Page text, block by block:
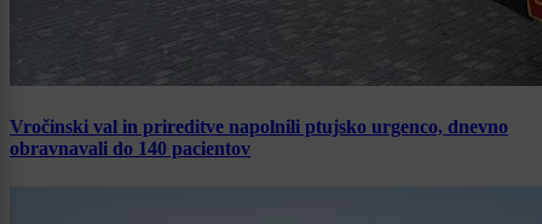
Vročinski val in prireditve napolnili ptujsko urgenco, dnevno
obravnavali do 140 pacientov